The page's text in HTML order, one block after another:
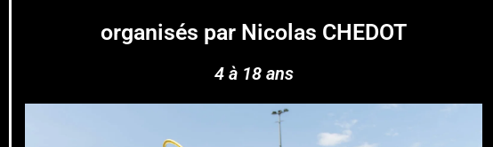
organisés par Nicolas CHEDOT
4 à 18 ans